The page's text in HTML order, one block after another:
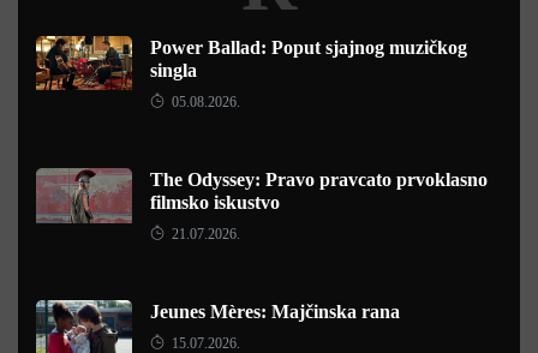
Power Ballad: Poput sjajnog muzičkog
singla
05.08.2026.
The Odyssey: Pravo pravcato prvoklasno
filmsko iskustvo
21.07.2026.
Jeunes Mères: Majčinska rana
15.07.2026.